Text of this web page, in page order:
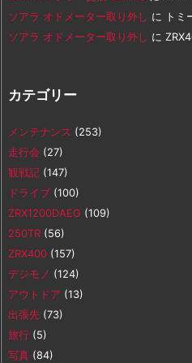
ソアラ オドメーター取り外し に トミ
ソアラ オドメーター取り外し に
カテゴリー
メンテナンス (253)
走行会 (27)
観戦記 (147)
ドライブ (100)
ZRX1200DAEG (109)
250TR (56)
ZRX400 (157)
デジモノ (124)
アウトドア (13)
出張先 (73)
旅行 (5)
写真 (84)